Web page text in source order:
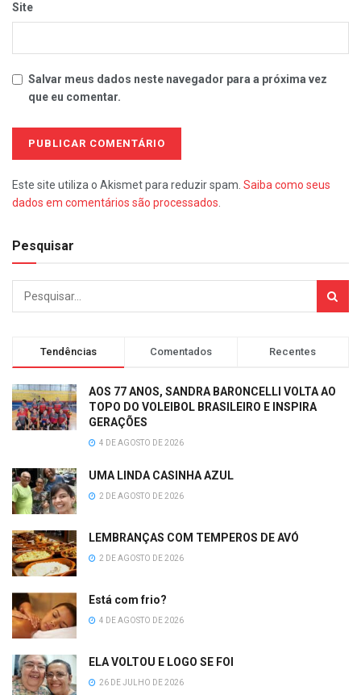
Site
Salvar meus dados neste navegador para a próxima vez
que eu comentar.
Este site utiliza o Akismet para reduzir spam. Saiba como seus
dados em comentários são processados
Pesquisar
Tendências Comentados Recentes
AOS 77 ANOS, SANDRA BARONCELLI VOLTA AO
TOPO DO VOLEIBOL BRASILEIRO E INSPIRA
GERAÇÕES
4 DE AGOSTO DE 2026
UMA LINDA CASINHA AZUL
2 DE AGOSTO DE 2026
LEMBRANÇAS COM TEMPEROS DE AVÓ
2 DE AGOSTO DE 2026
Está com frio?
4 DE AGOSTO DE 2026
ELA VOLTOU E LOGO SE FOI
26 DE JULHO DE 2026